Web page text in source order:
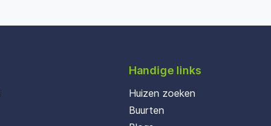
Handige links
Huizen zoeken
Buurten